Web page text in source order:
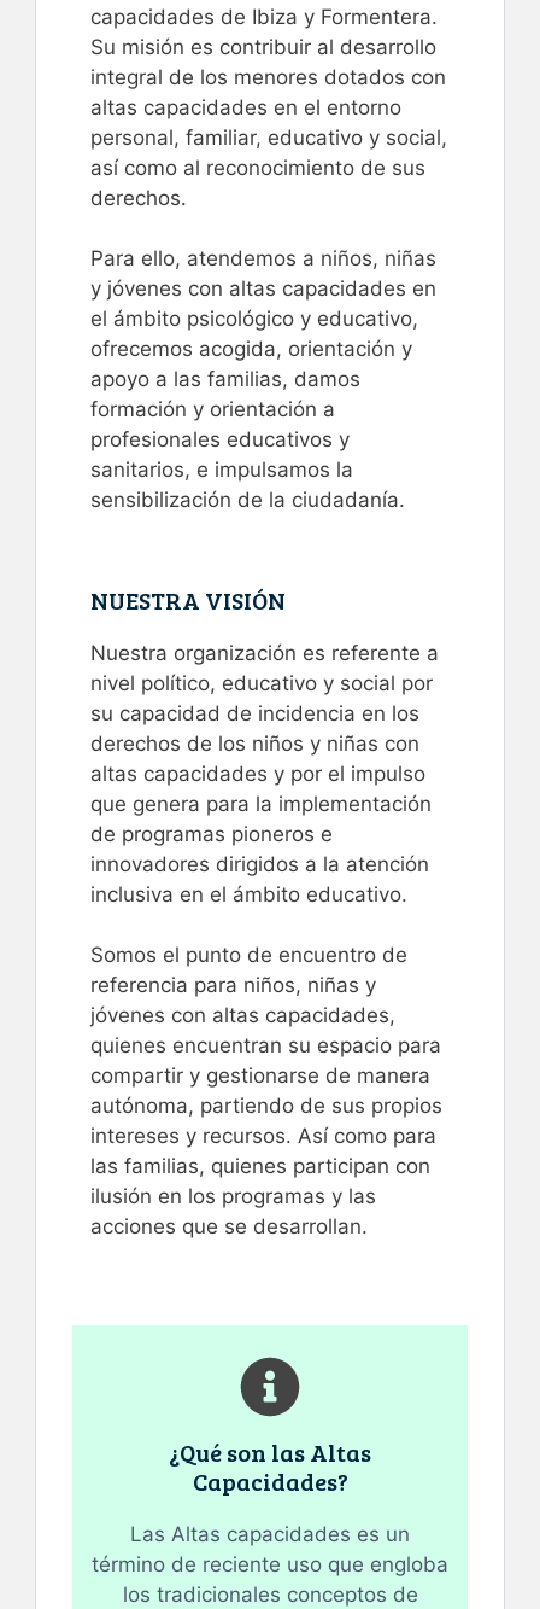
capacidades de Ibiza y Formentera.
Su misión es contribuir al desarrollo
integral de los menores dotados con
altas capacidades en el entorno
personal, familiar, educativo y social,
así como al reconocimiento de sus
derechos.
Para ello, atendemos a niños, niñas
y jóvenes con altas capacidades en
el ámbito psicológico y educativo,
ofrecemos acogida, orientación y
apoyo a las familias, damos
formación y orientación a
profesionales educativos y
sanitarios, e impulsamos la
sensibilización de la ciudadanía.
NUESTRA VISIÓN
Nuestra organización es referente a
nivel político, educativo y social por
su capacidad de incidencia en los
derechos de los niños y niñas con
altas capacidades y por el impulso
que genera para la implementación
de programas pioneros e
innovadores dirigidos a la atención
inclusiva en el ámbito educativo.
Somos el punto de encuentro de
referencia para niños, niñas y
jóvenes con altas capacidades,
quienes encuentran su espacio para
compartir y gestionarse de manera
autónoma, partiendo de sus propios
intereses y recursos. Así como para
las familias, quienes participan con
ilusión en los programas y las
acciones que se desarrollan.
¿Qué son las Altas
Capacidades?
Las Altas capacidades es un
término de reciente uso que engloba
los tradicionales conceptos de